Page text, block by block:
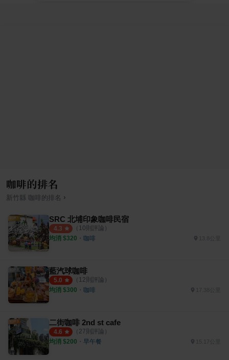
咖啡的排名
新竹縣 咖啡 的排名 ›
SRC 北埔印象咖啡民宿
4.3 （ 10則評論）
均消 $320 ・ 咖啡
藍汽球咖啡
5.0 （ 12則評論）
均消 $300 ・ 咖啡
二街咖啡 2nd st cafe
4.6 （ 27則評論）
均消 $200 ・ 早午餐 15.17公里